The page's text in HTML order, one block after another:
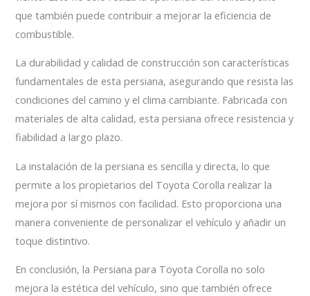
que también puede contribuir a mejorar la eficiencia de
combustible.
La durabilidad y calidad de construcción son características
fundamentales de esta persiana, asegurando que resista las
condiciones del camino y el clima cambiante. Fabricada con
materiales de alta calidad, esta persiana ofrece resistencia y
fiabilidad a largo plazo.
La instalación de la persiana es sencilla y directa, lo que
permite a los propietarios del Toyota Corolla realizar la
mejora por sí mismos con facilidad. Esto proporciona una
manera conveniente de personalizar el vehículo y añadir un
toque distintivo.
En conclusión, la Persiana para Toyota Corolla no solo
mejora la estética del vehículo, sino que también ofrece